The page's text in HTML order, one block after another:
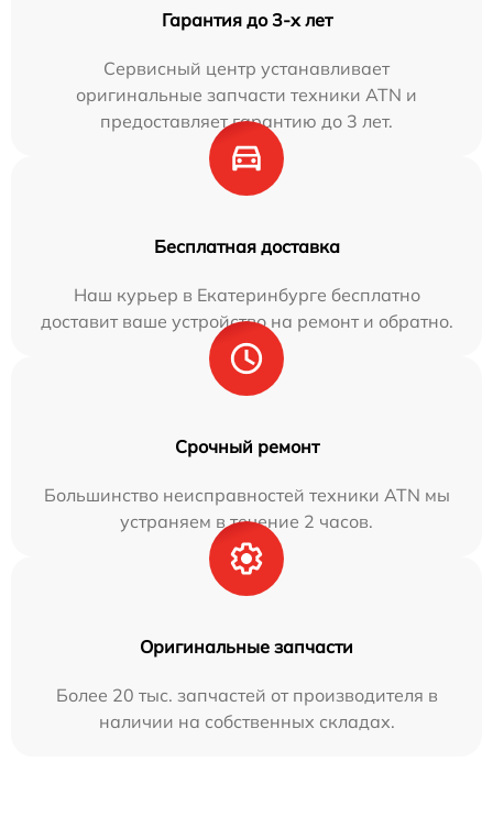
Гарантия до 3-х лет
Сервисный центр устанавливает
оригинальные запчасти техники ATN и
предоставляет гарантию до 3 лет.
Бесплатная доставка
Наш курьер в Екатеринбурге бесплатно
доставит ваше устройство на ремонт и обратно.
Срочный ремонт
Большинство неисправностей техники ATN мы
устраняем в течение 2 часов.
Оригинальные запчасти
Более 20 тыс. запчастей от производителя в
наличии на собственных складах.